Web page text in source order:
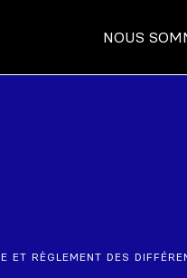
NOUS
ET RÈGLEMENT DES